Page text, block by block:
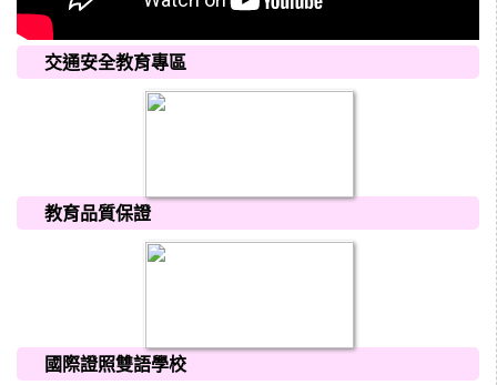
交通安全教育專區
教育品質保證
國際證照雙語學校